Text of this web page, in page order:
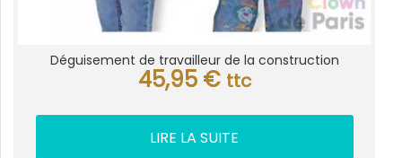
Déguisement de travailleur de la construction
45,95 € ttc
LIRE LA SUITE